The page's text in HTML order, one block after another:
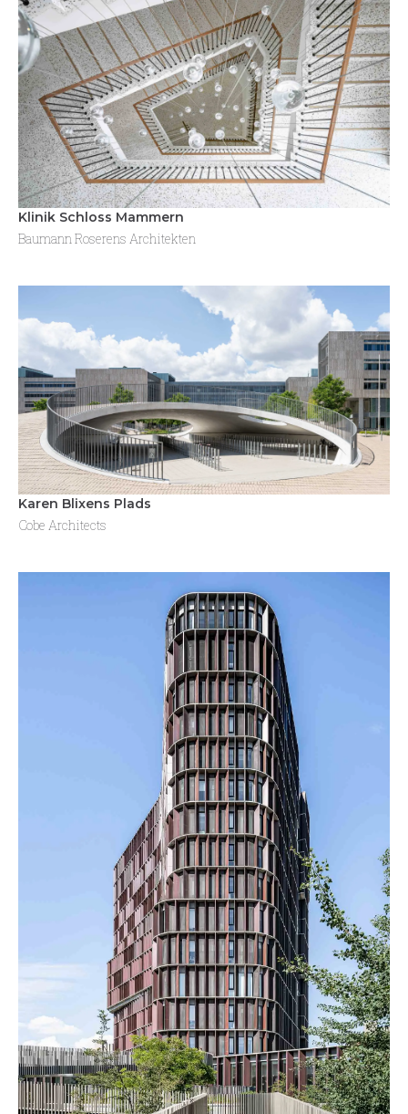
Klinik Schloss Mammern
Baumann Roserens Architekten
Karen Blixens Plads
Cobe Architects